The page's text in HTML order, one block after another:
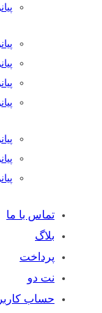
تماس با ما
بلاگ
پرداخت
نت دو
حساب